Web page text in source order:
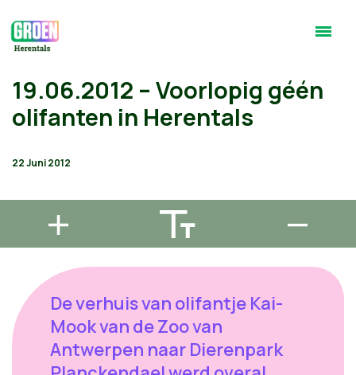
19.06.2012 – Voorlopig géén
olifanten in Herentals
22 Juni 2012
De verhuis van olifantje Kai-
Mook van de Zoo van
Antwerpen naar Dierenpark